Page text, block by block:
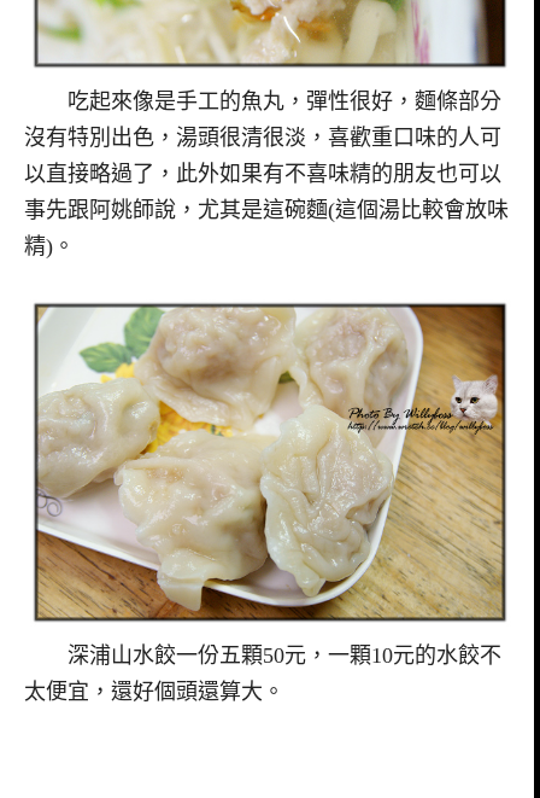
吃起來像是手工的魚丸，彈性很好，麵條部分
沒有特別出色，湯頭很清很淡，喜歡重口味的人可
以直接略過了，此外如果有不喜味精的朋友也可以
事先跟阿姚師說，尤其是這碗麵(這個湯比較會放味
精)。
深浦山水餃一份五顆50元，一顆10元的水餃不
太便宜，還好個頭還算大。